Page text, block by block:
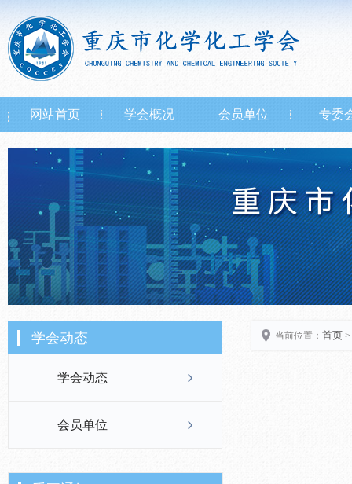
网站首页 学会概况 会员单位 专委
学会动态
学会动态
会员单位
当前位置： 首页 >